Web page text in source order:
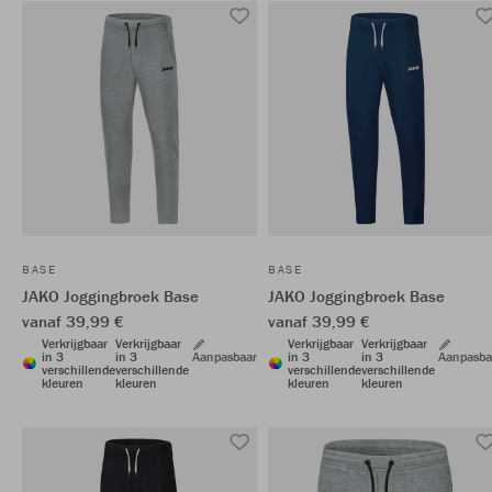
BASE
JAKO Joggingbroek Base
vanaf 39,99 €
Verkrijgbaar
in 3
verschillende
kleuren
Verkrijgbaar
in 3
verschillende
kleuren
Aanpasbaar
BASE
JAKO Joggingbroek Base
vanaf 39,99 €
Verkrijgbaar
in 3
verschillende
kleuren
Verkrijgbaar
in 3
verschillende
kleuren